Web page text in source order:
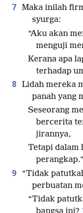
7 Maka inilah
syurga:
“Aku akan
menguji
Kerana apa
terhadap
8 Lidah mereka
panah yang
Seseorang
bercerita
jirannya,
Tetapi dalam
perangkap.”
9
“Tidak
perbuatan
“Tidak